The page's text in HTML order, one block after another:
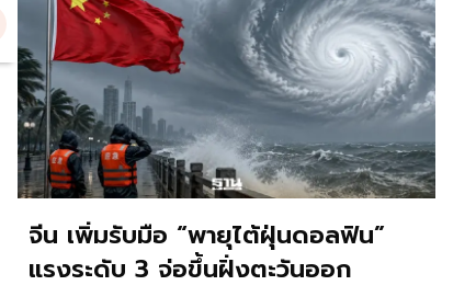
จีน เพิ่มรับมือ “พายุไต้ฝุ่นดอลฟิน”
แรงระดับ 3 จ่อขึ้นฝั่งตะวันออก